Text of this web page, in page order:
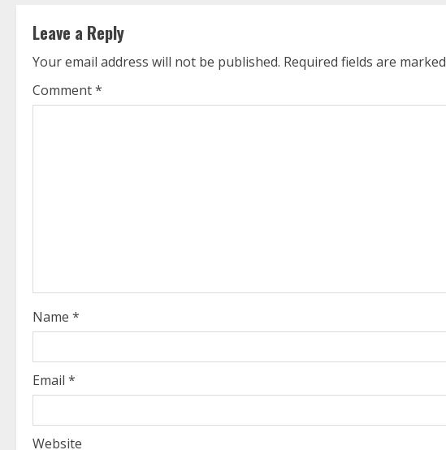
i
n
u
d
i
n
g
Leave a Reply
Your email address will not be published. Required fields are marked
Comment*
Name *
Email *
Website